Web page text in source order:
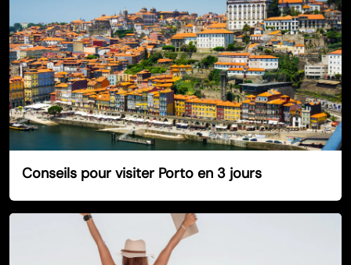
Conseils pour visiter Porto en 3 jours